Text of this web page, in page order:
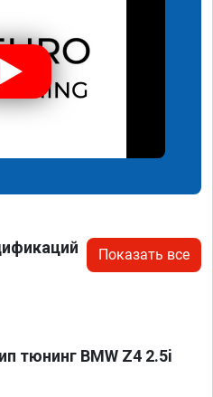
Показать все
тюнинг BMW Z4 2.5i